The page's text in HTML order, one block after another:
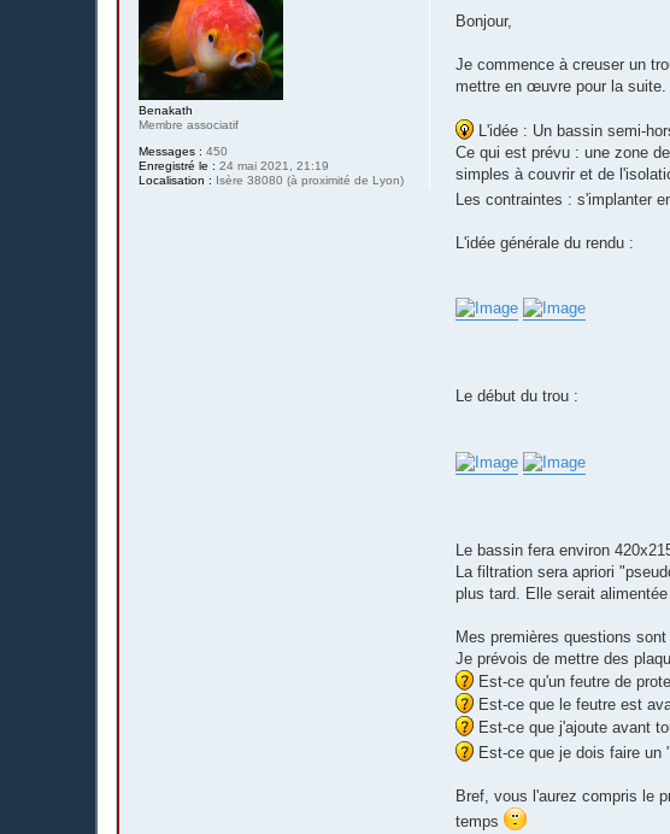
Benakath
Membre associatif
Messages : 450
Enregistré le : 24 mai 2021, 21:19
Localisation : Isère 38080 (à proximité de Lyon)
s
g
Bonjour,
Je commence à creuser un
mettre en œuvre pour la suite.
L'idée : Un bassin semi-
Ce qui est prévu : une zone
simples à couvrir et de
Les contraintes : s'implanter
L'idée générale du rendu :
Le début du trou :
Le bassin fera environ
La filtration sera apriori
plus tard. Elle serait
Mes premières questions
Je prévois de mettre des
Est-ce qu'un feutre de
Est-ce que le feutre est
Est-ce que j'ajoute avant
Est-ce que je dois faire un
Bref, vous l'aurez compris le
temps